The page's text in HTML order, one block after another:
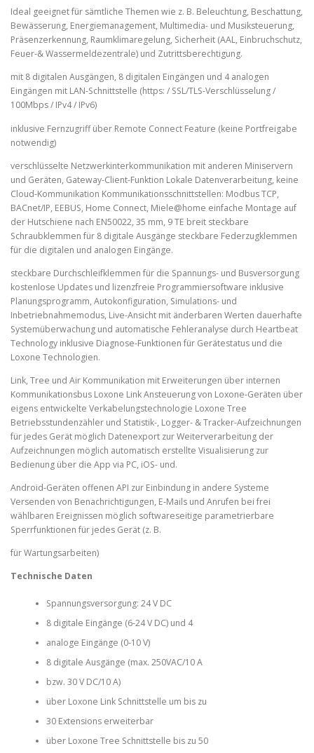
Ideal geeignet für sämtliche Themen wie z. B. Beleuchtung, Beschattung,
Bewässerung, Energiemanagement, Multimedia- und Musiksteuerung,
Präsenzerkennung, Raumklimaregelung, Sicherheit (AAL, Einbruchschutz,
Feuer‑& Wassermeldezentrale) und Zutrittsberechtigung.
mit 8 digitalen Ausgängen, 8 digitalen Eingängen und 4 analogen
Eingängen mit LAN-Schnittstelle (https: / SSL/TLS‑Verschlüsselung /
100Mbps / IPv4 / IPv6)
inklusive Fernzugriff über Remote Connect Feature (keine Portfreigabe
notwendig)
verschlüsselte Netzwerkinterkommunikation mit anderen Miniservern
und Geräten, Gateway-Client-Funktion Lokale Datenverarbeitung, keine
Cloud‑Kommunikation Kommunikationsschnittstellen: Modbus TCP,
BACnet/IP, EEBUS, Home Connect, Miele@home einfache Montage auf
der Hutschiene nach EN50022, 35 mm, 9 TE breit steckbare
Schraubklemmen für 8 digitale Ausgänge steckbare Federzugklemmen
für die digitalen und analogen Eingänge.
steckbare Durchschleifklemmen für die Spannungs- und Busversorgung
kostenlose Updates und lizenzfreie Programmiersoftware inklusive
Planungsprogramm, Autokonfiguration, Simulations- und
Inbetriebnahmemodus, Live-Ansicht mit änderbaren Werten dauerhafte
Systemüberwachung und automatische Fehleranalyse durch Heartbeat
Technology inklusive Diagnose-Funktionen für Gerätestatus und die
Loxone Technologien.
Link, Tree und Air Kommunikation mit Erweiterungen über internen
Kommunikationsbus Loxone Link Ansteuerung von Loxone-Geräten über
eigens entwickelte Verkabelungstechnologie Loxone Tree
Betriebsstundenzähler und Statistik-, Logger- & Tracker-Aufzeichnungen
für jedes Gerät möglich Datenexport zur Weiterverarbeitung der
Aufzeichnungen möglich automatisch erstellte Visualisierung zur
Bedienung über die App via PC, iOS- und.
Android-Geräten offenen API zur Einbindung in andere Systeme
Versenden von Benachrichtigungen, E‑Mails und Anrufen bei frei
wählbaren Ereignissen möglich softwareseitige parametrierbare
Sperrfunktionen für jedes Gerät (z. B.
für Wartungsarbeiten)
Technische Daten
Spannungsversorgung: 24 V DC
8 digitale Eingänge (6-24 V DC) und 4
analoge Eingänge (0-10 V)
8 digitale Ausgänge (max. 250VAC/10 A
bzw. 30 V DC/10 A)
über Loxone Link Schnittstelle um bis zu
30 Extensions erweiterbar
über Loxone Tree Schnittstelle bis zu 50